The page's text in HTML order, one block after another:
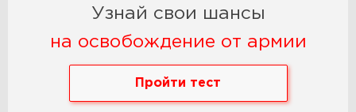
Узнай свои шансы
на освобождение от армии
Пройти тест